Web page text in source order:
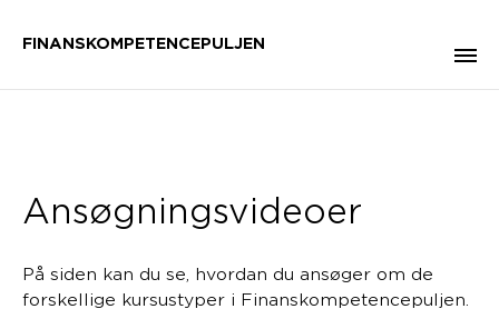
FINANSKOMPETENCEPULJEN
Ansøgningsvideoer
På siden kan du se, hvordan du ansøger om de
forskellige kursustyper i Finanskompetencepuljen.